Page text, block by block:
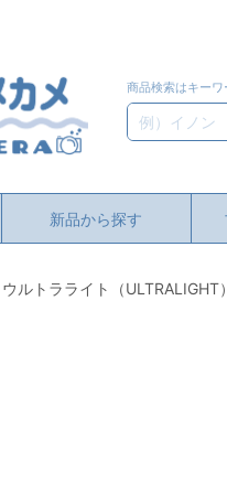
商品検索はキー
検索
新品から探す
ウルトラライト（